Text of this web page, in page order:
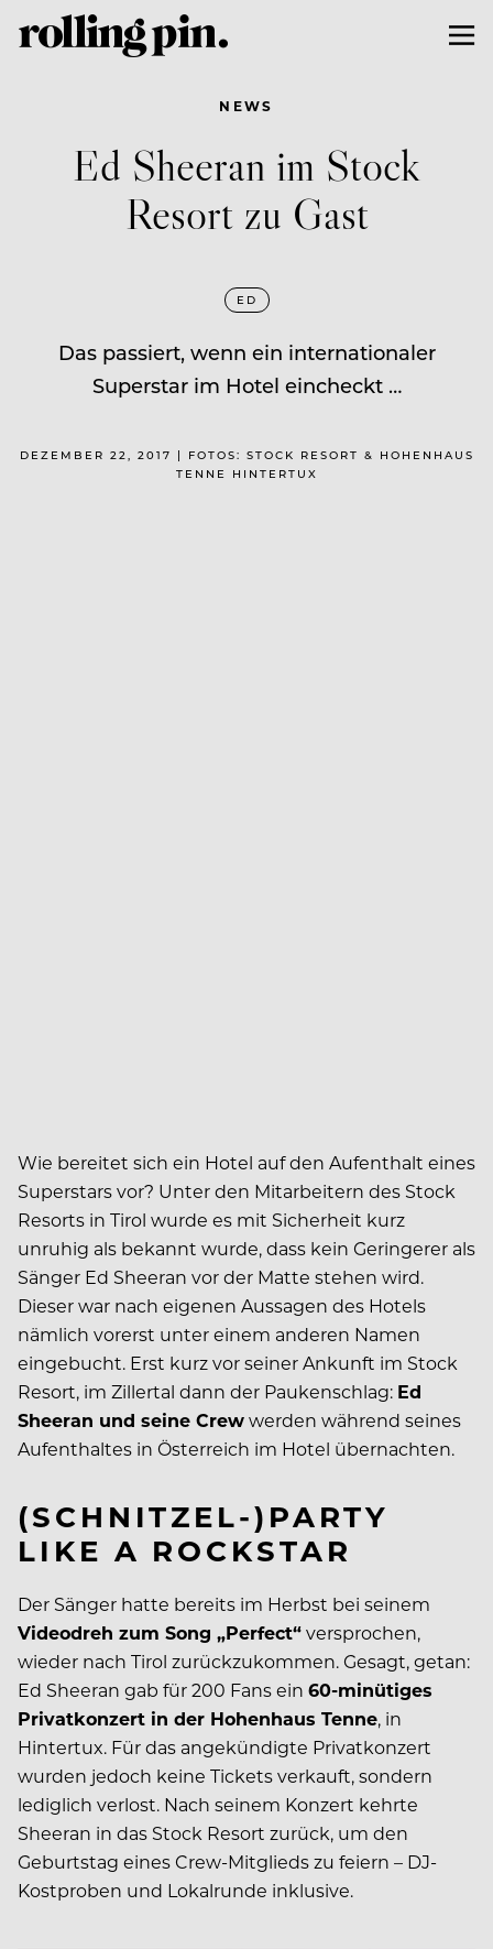
NEWS
Ed Sheeran im Stock
Resort zu Gast
ED
Das passiert, wenn ein internationaler
Superstar im Hotel eincheckt …
DEZEMBER 22, 2017 | FOTOS: STOCK RESORT & HOHENHAUS
TENNE HINTERTUX
Wie bereitet sich ein Hotel auf den Aufenthalt eines
Superstars vor? Unter den Mitarbeitern des Stock
Resorts in Tirol wurde es mit Sicherheit kurz
unruhig als bekannt wurde, dass kein Geringerer als
Sänger Ed Sheeran vor der Matte stehen wird.
Dieser war nach eigenen Aussagen des Hotels
nämlich vorerst unter einem anderen Namen
eingebucht. Erst kurz vor seiner Ankunft im Stock
Resort, im Zillertal dann der Paukenschlag: Ed
Sheeran und seine Crewwerden während seines
Aufenthaltes in Österreich im Hotel übernachten.
(SCHNITZEL-)PARTY
LIKE A ROCKSTAR
Der Sänger hatte bereits im Herbst bei seinem
Videodreh zum Song „Perfect“versprochen,
wieder nach Tirol zurückzukommen. Gesagt, getan:
Ed Sheeran gab für 200 Fans ein 60-minütiges
Privatkonzert in der Hohenhaus Tenne, in
Hintertux. Für das angekündigte Privatkonzert
wurden jedoch keine Tickets verkauft, sondern
lediglich verlost. Nach seinem Konzert kehrte
Sheeran in das Stock Resort zurück, um den
Geburtstag eines Crew-Mitglieds zu feiern – DJ-
Kostproben und Lokalrunde inklusive.